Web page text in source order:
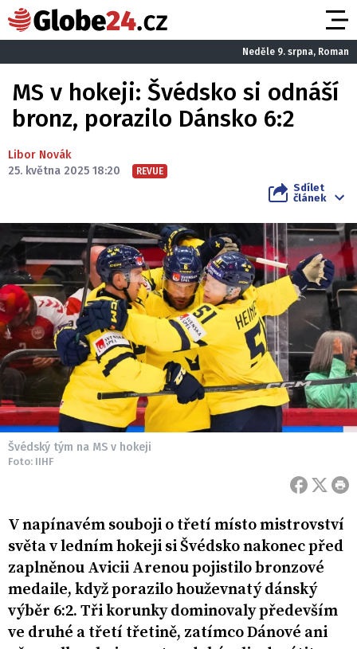
Neděle 9. srpna, Roman
MS v hokeji: Švédsko si odnáší
bronz, porazilo Dánsko 6:2
Libor Novák
25. května 2025 18:20
REVUE
Sdílet
článek
Švédský tým na MS v hokeji
Foto: IIHF
V napínavém souboji o třetí místo mistrovství
světa v ledním hokeji si Švédsko nakonec před
zaplněnou Avicii Arenou pojistilo bronzové
medaile, když porazilo houževnatý dánský
výběr 6:2. Tři korunky dominovaly především
ve druhé a třetí třetině, zatímco Dánové ani